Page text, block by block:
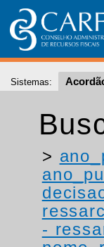
Sistemas:
>
-